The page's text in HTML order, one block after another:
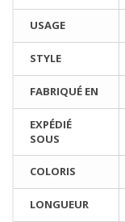
USAGE
STYLE
FABRIQUÉ EN
EXPÉDIÉ
SOUS
COLORIS
LONGUEUR